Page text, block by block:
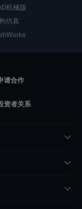
机械版
仿真
请合作
资者关系